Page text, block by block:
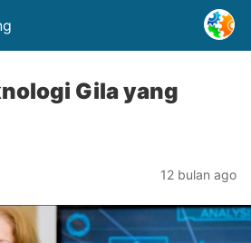
Gila yang
12 bulan ago